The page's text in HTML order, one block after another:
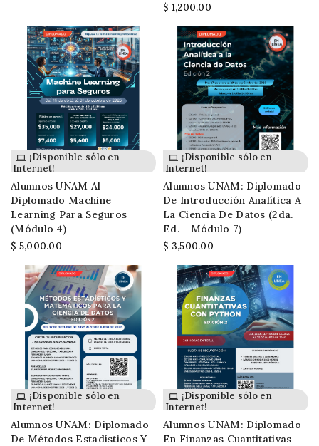
$ 1,200.00
¡Disponible sólo en
Internet!
Alumnos UNAM Al
Diplomado Machine
Learning Para Seguros
(módulo 4)
$ 5,000.00
¡Disponible sólo en
Internet!
Alumnos UNAM: Diplomado
De Introducción Analítica A
La Ciencia De Datos (2da.
Ed. - Módulo 7)
$ 3,500.00
¡Disponible sólo en
Internet!
Alumnos UNAM: Diplomado
De Métodos Estadísticos Y
¡Disponible sólo en
Internet!
Alumnos UNAM: Diplomado
En Finanzas Cuantitativas